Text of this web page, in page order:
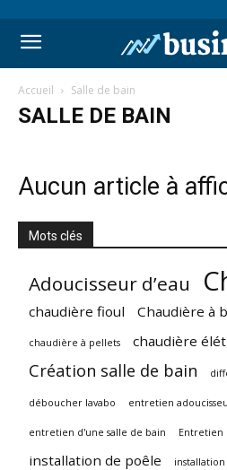
Accueil Salle de bain
SALLE DE BAIN
Aucun article à
Mots clés
Adoucisseur d’eau
chaudière fioul Chaudière à
chaudière à pellets chaudière
Création salle de bain
déboucher lavabo entretien
entretien d'une salle de bain Entretien
installation de poêle